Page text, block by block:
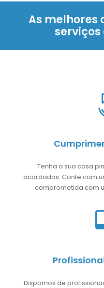
As melhores
Tenha a sua casa
acordados. Conte com
comprometida com
Dispomos de